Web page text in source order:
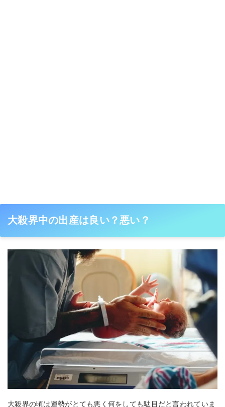
大殺界中の出産は良い？悪い？
大殺界の頃は運勢がとても悪く何をしても駄目だと言われていま